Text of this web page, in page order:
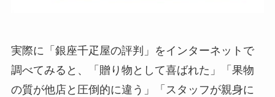
実際に「銀座千疋屋の評判」をインターネットで
調べてみると、「贈り物として喜ばれた」「果物
の質が他店と圧倒的に違う」「スタッフが親身に